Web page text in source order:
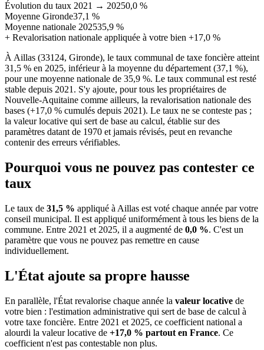
Évolution du taux 2021 → 20250,0 %
Moyenne Gironde37,1 %
Moyenne nationale 202535,9 %
+ Revalorisation nationale appliquée à votre bien +17,0 %
À Aillas (33124, Gironde), le taux communal de taxe foncière atteint
31,5 % en 2025, inférieur à la moyenne du département (37,1 %),
pour une moyenne nationale de 35,9 %. Le taux communal est resté
stable depuis 2021. S'y ajoute, pour tous les propriétaires de
Nouvelle-Aquitaine comme ailleurs, la revalorisation nationale des
bases (+17,0 % cumulés depuis 2021). Le taux ne se conteste pas ;
la valeur locative qui sert de base au calcul, établie sur des
paramètres datant de 1970 et jamais révisés, peut en revanche
contenir des erreurs vérifiables.
Pourquoi vous ne pouvez pas contester ce
taux
Le taux de 31,5 % appliqué à Aillas est voté chaque année par votre
conseil municipal. Il est appliqué uniformément à tous les biens de la
commune. Entre 2021 et 2025, il a augmenté de 0,0 %. C'est un
paramètre que vous ne pouvez pas remettre en cause
individuellement.
L'État ajoute sa propre hausse
En parallèle, l'État revalorise chaque année la valeur locative de
votre bien : l'estimation administrative qui sert de base de calcul à
votre taxe foncière. Entre 2021 et 2025, ce coefficient national a
alourdi la valeur locative de +17,0 % partout en France. Ce
coefficient n'est pas contestable non plus.